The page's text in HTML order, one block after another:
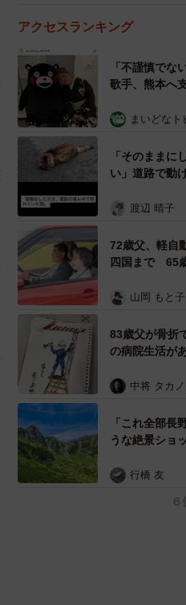
アクセスランキング
「不謹慎でな
歌手、熊本へ
めらい 「痛い
まいどなト
「そのままに
い」道路で動
ようとした4
表の訴え
渡辺 晴子
72歳父、軽自
四国まで 65
憩まで分刻み
山岡 もと子
83歳父が骨折
の病院生活が
い！」→スケ
すよ…」
中将 タカノ
「これ全部長
うな絶景ショ
ったんだって
行橋 友